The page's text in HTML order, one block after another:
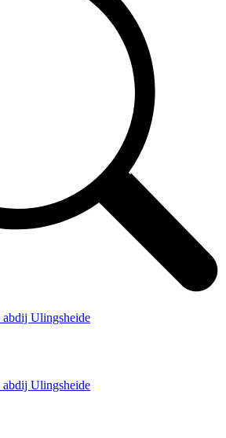
Ulingsheide
Ulingsheide